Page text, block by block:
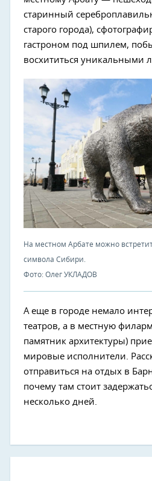
старинный
старого города),
гастроном под шпилем,
восхититься уникальными
На местном Арбате можно
символа Сибири.
Фото: Олег УКЛАДОВ
А еще в городе немало
театров, а в местную
памятник архитектуры)
мировые исполнители.
отправиться на отдых в
почему там стоит
несколько дней.